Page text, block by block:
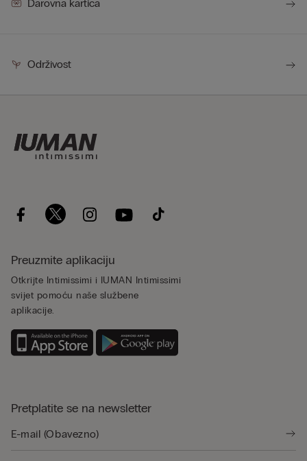
Darovna kartica
Održivost
Preuzmite aplikaciju
Otkrijte Intimissimi i IUMAN Intimissimi
svijet pomoću naše službene
aplikacije.
Pretplatite se na newsletter